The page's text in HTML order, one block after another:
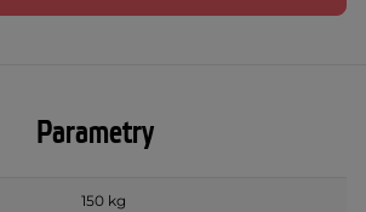
Parametry
150 kg